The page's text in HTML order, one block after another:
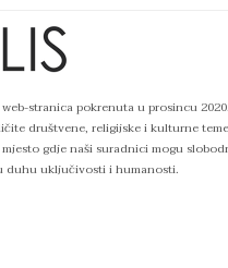
stranica pokrenuta u prosincu
društvene, religijske i kulturne
mjesto gdje naši suradnici mogu
duhu uključivosti i humanosti.